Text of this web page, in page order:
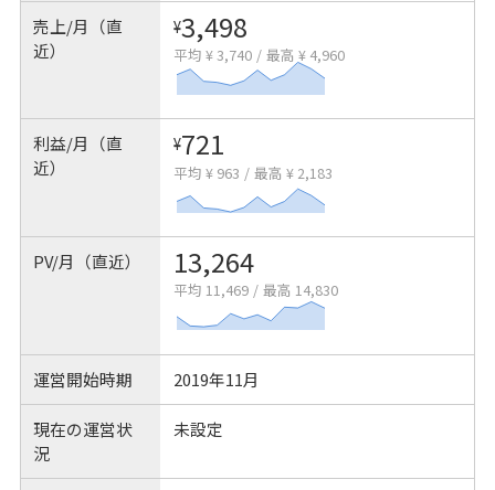
売上/月（直
近）
¥3,498
平均 ¥ 3,740 / 最高 ¥ 4,960
利益/月（直
近）
¥721
平均 ¥ 963 / 最高 ¥ 2,183
PV/月（直近） 13,264
平均 11,469 / 最高 14,830
運営開始時期 2019年11月
現在の運営状
況
未設定